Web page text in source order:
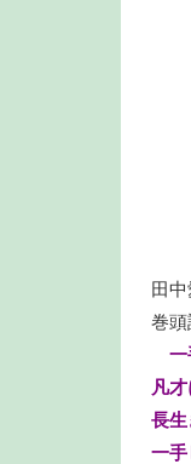
田
巻頭
一
凡
長生
一手